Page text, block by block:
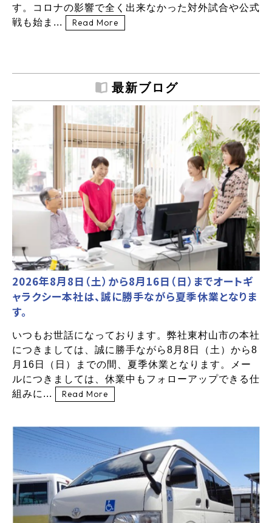
す。コロナの影響で全く出来なかった対外試合や公式
戦も始ま...
Read More
最新ブログ
2026年8月8日（土）から8月16日（日）までオートギ
ャラクシー本社は、誠に勝手ながら夏季休業となりま
す。
いつもお世話になっております。弊社東村山市の本社
につきましては、誠に勝手ながら8月8日（土）から8
月16日（日）までの間、夏季休業となります。メー
ルにつきましては、休業中もフォローアップできる仕
組みに...
Read More